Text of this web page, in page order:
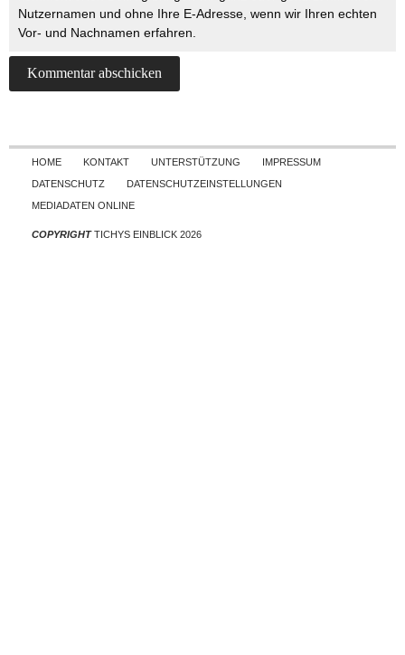
Nutzernamen und ohne Ihre E-Adresse, wenn wir Ihren echten
Vor- und Nachnamen erfahren.
Skip to content
HOME KONTAKT UNTERSTÜTZUNG
IMPRESSUM
DATENSCHUTZ
DATENSCHUTZEINSTELLUNGEN
MEDIADATEN ONLINE
COPYRIGHTTICHYS EINBLICK 2026